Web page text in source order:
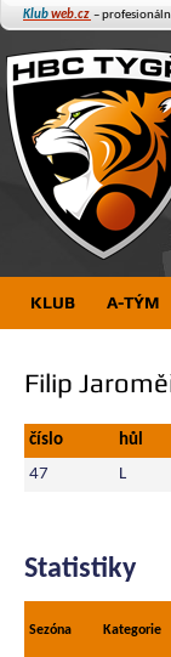
Klubweb.cz –
KLUB A-TÝM
Filip
číslo hůl
47
L
Statistiky
Sezóna Kategorie